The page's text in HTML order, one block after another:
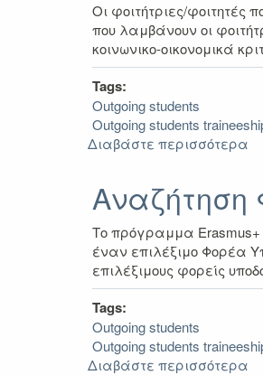
Οι φοιτήτριες/φοιτητές
που λαμβάνουν οι
κοινωνικο-οικονομικά
Tags:
Outgoing students
Outgoing students
Διαβάστε περισσότερα
Αναζήτηση
Το πρόγραμμα Erasmus+
έναν επιλέξιμο Φορέα
επιλέξιμους φορείς
Tags:
Outgoing students
Outgoing students
Διαβάστε περισσότερα